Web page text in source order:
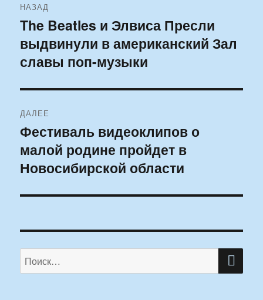
по
записям
НАЗАД
Предыдущая
запись:
The Beatles и Элвиса Пресли
выдвинули в американский Зал
славы поп-музыки
ДАЛЕЕ
Следующая
запись:
Фестиваль видеоклипов о
малой родине пройдет в
Новосибирской области
Искать: